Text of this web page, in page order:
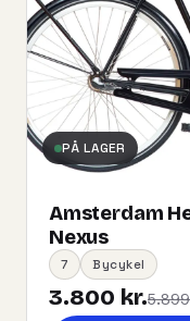
PÅ LAGER
Amsterdam
Nexus
7 Bycykel
3.800 kr.